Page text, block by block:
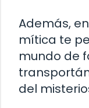
Además,
mítica te
mundo de
del